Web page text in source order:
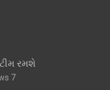
રમશે
7